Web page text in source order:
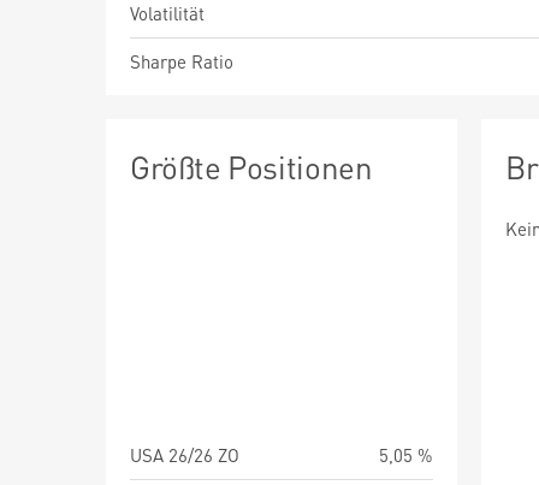
Volatilität
Sharpe Ratio
Größte Positionen
USA 26/26 ZO
5,05 %